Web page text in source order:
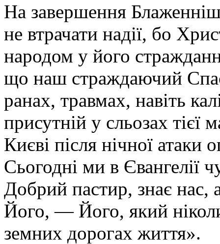
На завершення
не втрачати надії, бо
народом у його
що наш страждаючий
ранах, травмах, навіть
присутній у сльозах тієї
Києві після нічної атаки
Сьогодні ми в Євангелії
Добрий пастир, знає нас,
Його, — Його, який
земних дорогах життя».